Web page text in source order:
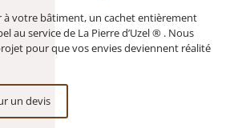
à votre bâtiment, un cachet entièrement
au service de La Pierre d’Uzel ® . Nous
pour que vos envies deviennent réalité
un devis